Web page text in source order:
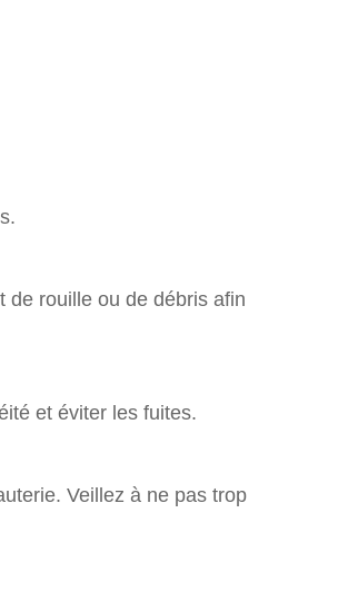
de rouille ou de débris afin
et éviter les fuites.
Veillez à ne pas trop